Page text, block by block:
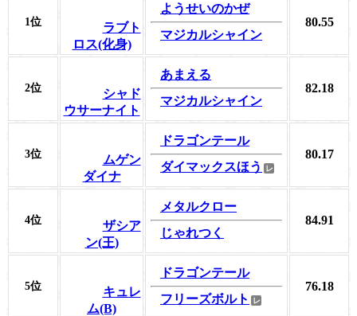
1位
ラブト
ロス(化身)
ようせいのかぜ
マジカルシャイン
80.55
2位
シャド
ウサーナイト
あまえる
マジカルシャイン
82.18
3位
ムゲン
ダイナ
ドラゴンテール
ダイマックスほう
80.17
4位
ザシア
ン(王)
メタルクロー
じゃれつく
84.91
5位
キュレ
ム(B)
ドラゴンテール
フリーズボルト
76.18